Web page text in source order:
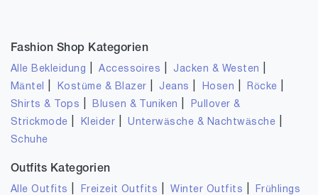
Fashion Shop Kategorien
Alle Bekleidung |Accessoires Jacken & Westen
Mäntel Kostüme & Blazer Jeans Hosen Röcke
Shirts & Tops Blusen & Tuniken
Pullover &
Strickmode
Kleider |Unterwäsche & Nachtwäsche
Schuhe
Outfits Kategorien
Alle Outfits Freizeit Outfits |Winter Outfits
Frühlings